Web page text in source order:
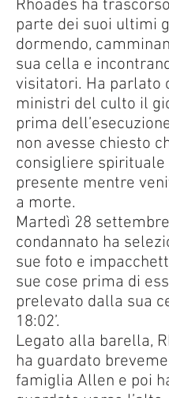
Rhoades ha
parte dei suoi ultimi
dormendo,
sua cella e
visitatori. Ha parlato
ministri del culto il
prima
non avesse chiesto
consigliere spirituale
presente mentre
a morte.
Martedì 28
condannato ha
sue foto e
sue cose prima di
prelevato dalla sua
18:02’.
Legato alla barella,
ha guardato
famiglia Allen e poi